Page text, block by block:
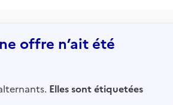
offre n’ait été
Elles sont étiquetées